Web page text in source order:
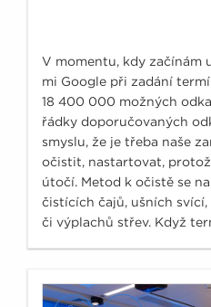
V momentu, kdy začínám
mi Google při zadání
18 400 000 možných
řádky doporučovaných
smyslu, že je třeba naše
očistit, nastartovat,
útočí. Metod k očistě se
čistících čajů, ušních
či výplachů střev. Když
počet článku, který se
rukou, tedy přesně 10